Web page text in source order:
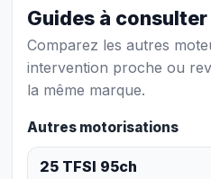
Guides à
Comparez les autres
intervention proche ou
la même marque.
Autres motorisations
25 TFSI 95ch